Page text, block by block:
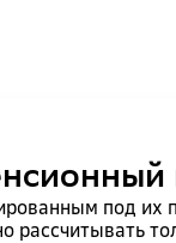
под их
рассчитывать